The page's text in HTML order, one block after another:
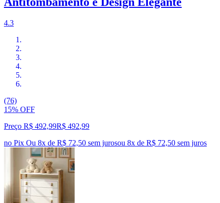
4.3
(76)
15% OFF
Preço R$ 492,99R$ 492,99
no Pix Ou 8x de R$ 72,50 sem jurosou 8x de R$ 72,50 sem juros